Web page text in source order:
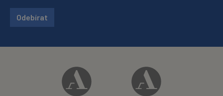
Odebírat